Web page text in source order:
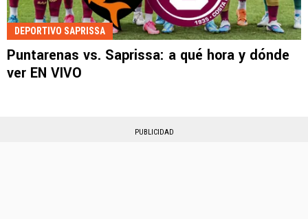
DEPORTIVO SAPRISSA
Puntarenas vs. Saprissa: a qué hora y dónde
ver EN VIVO
PUBLICIDAD